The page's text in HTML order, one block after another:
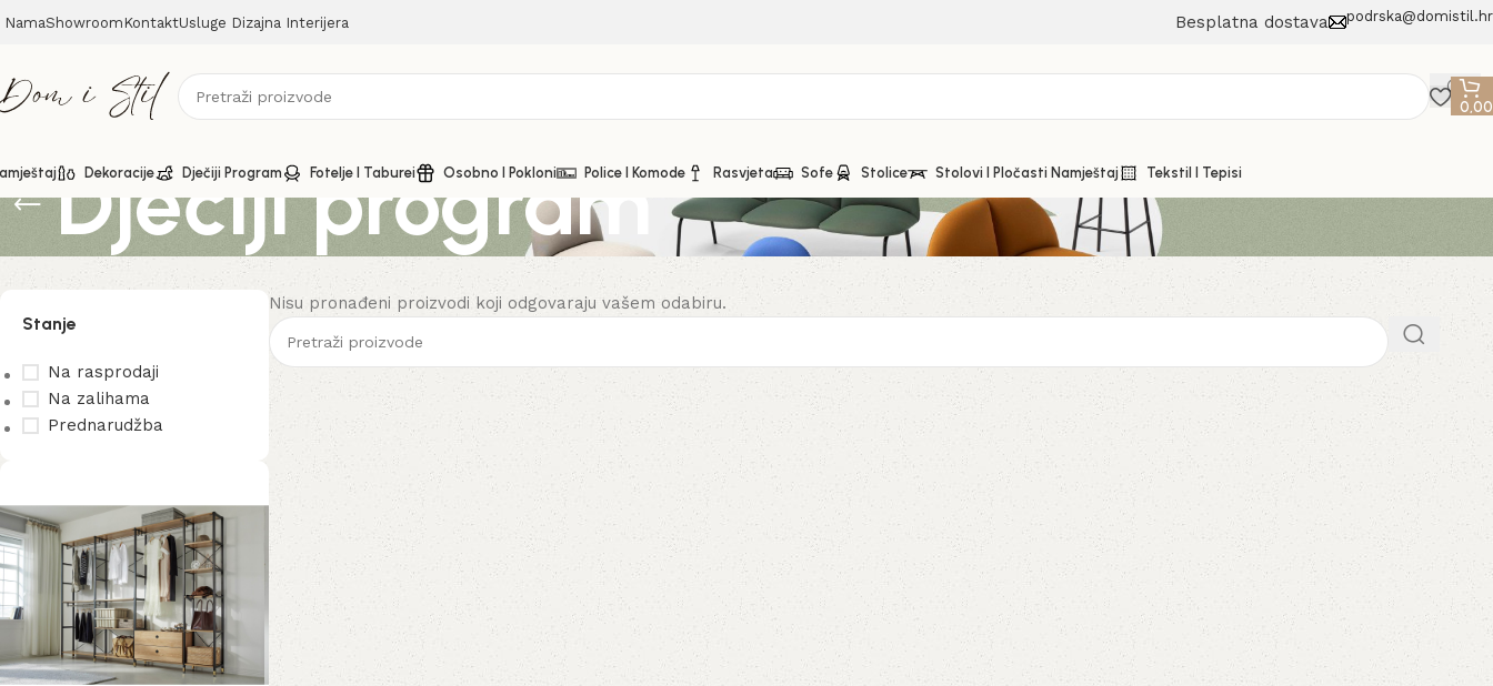
NamaShowroom KontaktUsluge Dizajna Interijera Besplatna dostava podrska@domistil.hr
Dekoracije Dječiji Program Fotelje I Taburei Osobno I Pokloni Police I Komode Rasvjeta Sofe Stolice Stolovi I Pločasti Namještaj Tekstil I Tepisi
Dječiji program
Stanje
Na rasprodaji
Na zalihama
Prednarudžba
Nisu pronađeni proizvodi koji odgovaraju vašem odabiru.